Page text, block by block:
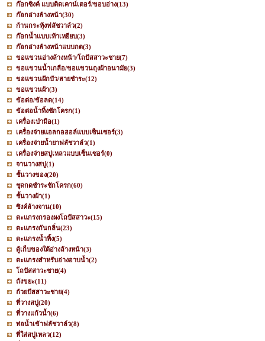
ก๊อกซิงค์ แบบติดเคาน์เตอร์/ขอบอ่าง(13)
ก๊อกอ่างล้างหน้า(30)
ก้านกระทุ้งฟลัชวาล์ว(2)
ก๊อกน้ำแบบเท้าเหยียบ(3)
ก๊อกอ่างล้างหน้าแบบกด(3)
ขอแขวนอ่างล้างหน้า/โถปัสสาวะชาย(7)
ขอแขวนน้ำเกลือ/ขอแขวนถุงผ้าอนามัย(3)
ขอแขวนฝักบัว/สายชำระ(12)
ขอแขวนผ้า(3)
ข้อต่อ/ข้อลด(14)
ข้อต่อน้ำทิ้งชักโครก(1)
เครื่องเป่ามือ(1)
เครื่องจ่ายแอลกอฮอล์แบบเซ็นเซอร์(3)
เครื่องจ่ายน้ำยาฟลัชวาล์ว(1)
เครื่องจ่ายสบู่เหลวแบบเซ็นเซอร์(0)
จานวางสบู่(1)
ชั้นวางของ(20)
ชุดกดชำระชักโครก(60)
ชั้นวางผ้า(1)
ซิงค์ล้างจาน(10)
ตะแกรงกรองผงโถปัสสาวะ(15)
ตะแกรงกันกลิ่น(23)
ตะแกรงน้ำทิ้ง(5)
ตู้เก็บของใต้อ่างล้างหน้า(3)
ตะแกรงสำหรับอ่างอาบน้ำ(2)
โถปัสสาวะชาย(4)
ถังขยะ(11)
ถ้วยปัสสาวะชาย(4)
ที่วางสบู่(20)
ที่วางแก้วน้ำ(6)
ท่อน้ำเข้าฟลัชวาล์ว(8)
ที่ใส่สบู่เหลว(12)